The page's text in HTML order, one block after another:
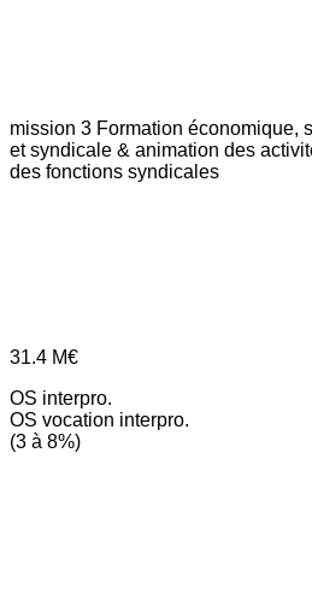
mission 3 Formation économique,
et syndicale & animation des
des fonctions syndicales
31.4 M€
OS interpro.
OS vocation interpro.
(3 à 8%)